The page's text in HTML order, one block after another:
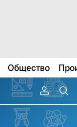
Общество